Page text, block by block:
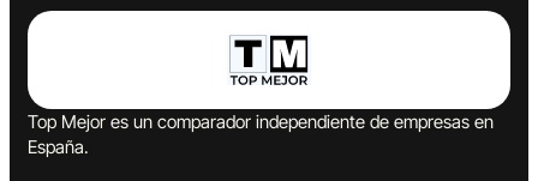
Top Mejor es un comparador independiente de empresas en
España.